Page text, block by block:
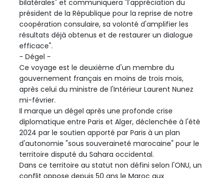
bilatérales" et communiquera "l'appréciation du
président de la République pour la reprise de notre
coopération consulaire, sa volonté d'amplifier les
résultats déjà obtenus et de restaurer un dialogue
efficace".
- Dégel -
Ce voyage est le deuxième d'un membre du
gouvernement français en moins de trois mois,
après celui du ministre de l'Intérieur Laurent Nunez
mi-février.
Il marque un dégel après une profonde crise
diplomatique entre Paris et Alger, déclenchée à l'été
2024 par le soutien apporté par Paris à un plan
d'autonomie "sous souveraineté marocaine" pour le
territoire disputé du Sahara occidental.
Dans ce territoire au statut non défini selon l'ONU, un